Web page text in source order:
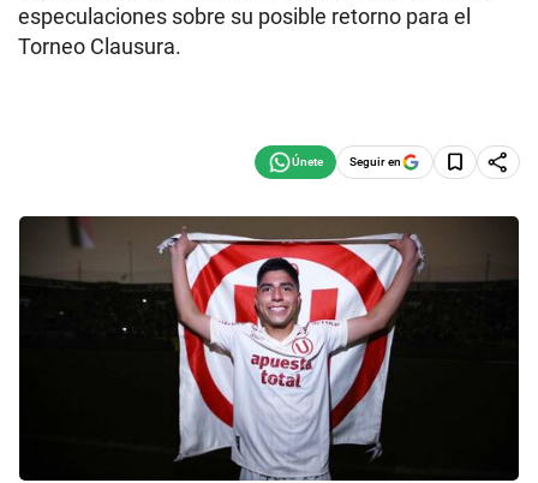
especulaciones sobre su posible retorno para el
Torneo Clausura.
Seguir en